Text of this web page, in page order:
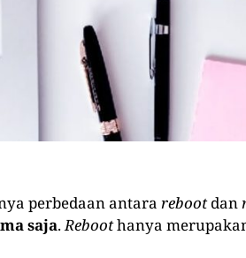
perbedaan antara rebootdan
saja.Reboothanya